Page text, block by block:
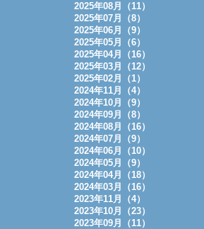
2025年08月（11）
2025年07月（8）
2025年06月（9）
2025年05月（6）
2025年04月（16）
2025年03月（12）
2025年02月（1）
2024年11月（4）
2024年10月（9）
2024年09月（8）
2024年08月（16）
2024年07月（9）
2024年06月（10）
2024年05月（9）
2024年04月（18）
2024年03月（16）
2023年11月（4）
2023年10月（23）
2023年09月（11）